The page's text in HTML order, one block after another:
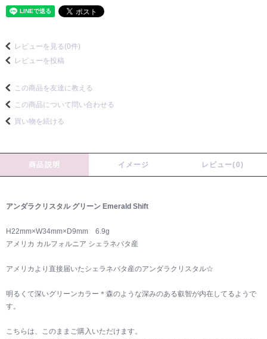
レビューを見る(0件)
レビューを投稿
この商品を友達に教える
この商品について問い合わせる
買い物を続ける
商品説明 イメージ レビュー(0)
アンダラクリスタル グリーン Emerald Shift
H22mm×W34mm×D9mm 6.9g
アメリカ カルフォルニア シェラネバタ産
アメリカより直接届いたシェラネバタ産のアンダラクリスタル☆
明るくて深いグリーンカラー＊森のような深みのある叡智が内在してるようで
す。
こちらは、このままご購入いただけます。